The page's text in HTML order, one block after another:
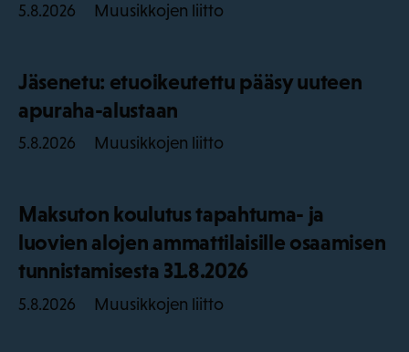
5.8.2026 Muusikkojen liitto
Jäsenetu: etuoikeutettu pääsy uuteen
apuraha-alustaan
5.8.2026 Muusikkojen liitto
Maksuton koulutus tapahtuma- ja
luovien alojen ammattilaisille osaamisen
tunnistamisesta 31.8.2026
5.8.2026 Muusikkojen liitto